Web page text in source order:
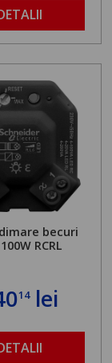
becuri
RCRL
14lei